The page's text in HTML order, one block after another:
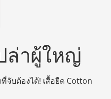
ล่าผู้ใหญ่
จับต้องได้! เสื้อยืด Cotton